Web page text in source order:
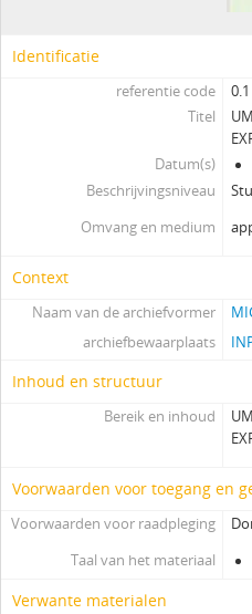
Identificatie
referentie code
Titel
Datum(s)
Beschrijvingsniveau
Omvang en medium
Context
Naam van de archiefvormer
archiefbewaarplaats
Inhoud en structuur
Bereik en inhoud
Voorwaarden voor toegang en
Voorwaarden voor raadpleging
Taal van het materiaal
Verwante materialen